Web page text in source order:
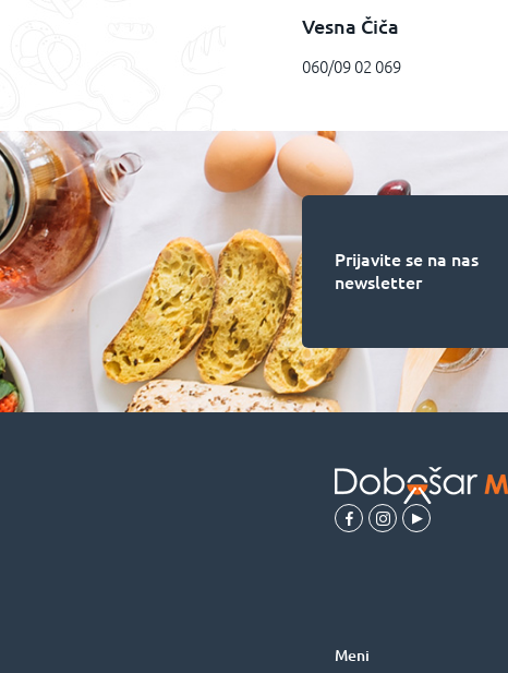
Vesna Čiča
060/09 02 069
Prijavite se na nas
newsletter
Meni